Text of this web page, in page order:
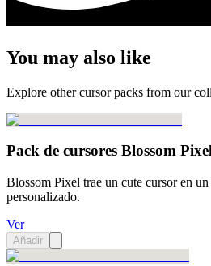
You may also like
Explore other cursor packs from our
Pack de cursores Blossom
Blossom Pixel trae un cute cursor en
personalizado.
Ver
Añadir